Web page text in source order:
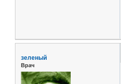
зеленый
Врач